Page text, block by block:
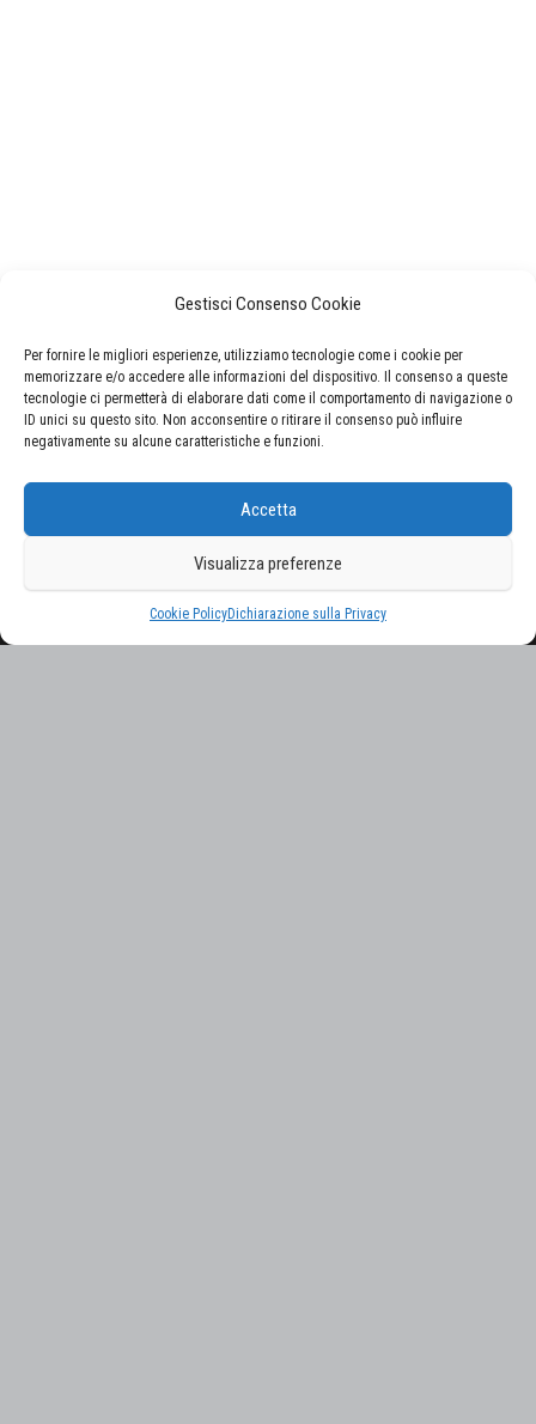
Gestisci Consenso Cookie
Per fornire le migliori esperienze, utilizziamo tecnologie come i cookie per
memorizzare e/o accedere alle informazioni del dispositivo. Il consenso a queste
tecnologie ci permetterà di elaborare dati come il comportamento di navigazione o
ID unici su questo sito. Non acconsentire o ritirare il consenso può influire
negativamente su alcune caratteristiche e funzioni.
Accetta
Visualizza preferenze
Cookie PolicyDichiarazione sulla Privacy
CERCA NEL SITO
Proudly powered byWordPress |Tema:Envo Magazine
Gestisci consenso